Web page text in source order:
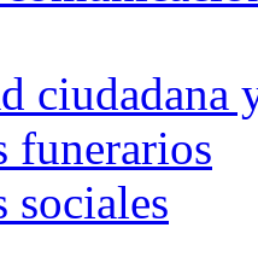
ciudadana
funerarios
sociales